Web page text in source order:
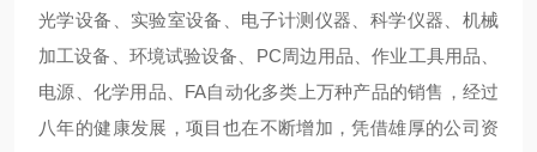
光学设备、实验室设备、电子计测仪器、科学仪器、机械
加工设备、环境试验设备、PC周边用品、作业工具用品、
电源、化学用品、FA自动化多类上万种产品的销售，经过
八年的健康发展，项目也在不断增加，凭借雄厚的公司资